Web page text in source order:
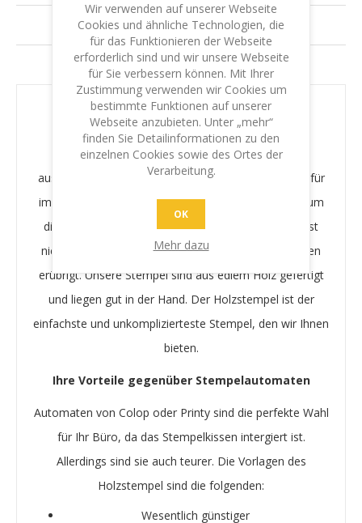
GARANTIE & LEISTUNG
IHR SCHUTZ - IHRE SICHERHEIT
Langlebige Holzstempel
Es sind 2 Dinge, die den Klassichen Holzstempel
ausmachen: Er ist sehr preiswert und er funktioniert für
immer. Nutzen Sie unterschiedliche Stempelkissen, um
die Farbe schnell zu wechseln. Das Stempelkissen ist
nicht in den Stempel intergriert, was das Austauschen
erübrigt. Unsere Stempel sind aus edlem Holz gefertigt
und liegen gut in der Hand. Der Holzstempel ist der
einfachste und unkomplizierteste Stempel, den wir Ihnen
bieten.
Ihre Vorteile gegenüber Stempelautomaten
Automaten von Colop oder Printy sind die perfekte Wahl
für Ihr Büro, da das Stempelkissen intergiert ist.
Allerdings sind sie auch teurer. Die Vorlagen des
Holzstempel sind die folgenden:
Wesentlich günstiger
Wir verwenden auf unserer Webseite
Cookies und ähnliche Technologien, die
für das Funktionieren der Webseite
erforderlich sind und wir unsere Webseite
für Sie verbessern können. Mit Ihrer
Zustimmung verwenden wir Cookies um
bestimmte Funktionen auf unserer
Webseite anzubieten. Unter „mehr“
finden Sie Detailinformationen zu den
einzelnen Cookies sowie des Ortes der
Verarbeitung.
OK
Mehr dazu